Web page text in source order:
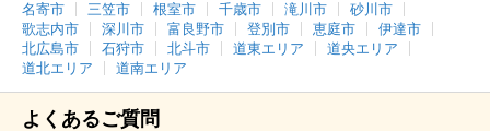
名寄市
三笠市 根室市 千歳市 滝川市
砂川市
歌志内市
深川市 富良野市 登別市 恵庭市
伊達市
北広島市
石狩市 北斗市 道東エリア
道央エリア
道北エリア
道南エリア
よくあるご質問